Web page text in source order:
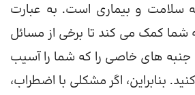
سلامت و بیماری است. به عبارت
شما کمک می کند تا برخی از مسائل
جنبه های خاصی را که شما را آسیب
بنابراین، اگر مشکلی با اضطراب،